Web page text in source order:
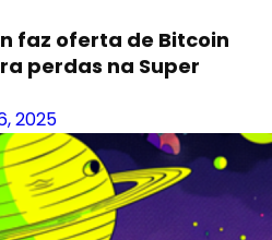
faz oferta de Bitcoin
perdas na Super
2025